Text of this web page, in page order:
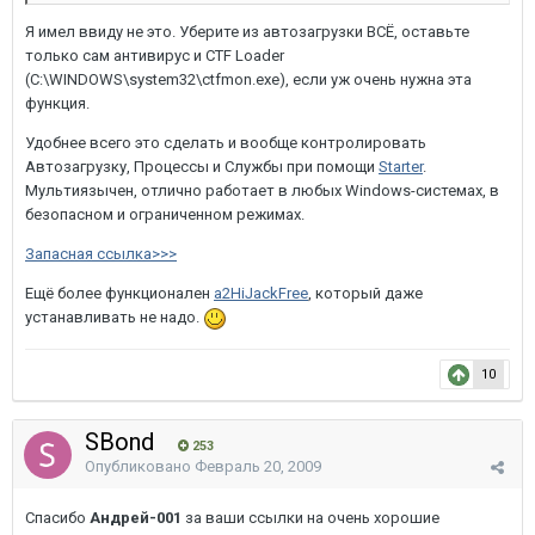
Я имел ввиду не это. Уберите из автозагрузки ВСЁ, оставьте
только сам антивирус и CTF Loader
(C:\WINDOWS\system32\ctfmon.exe), если уж очень нужна эта
функция.
Удобнее всего это сделать и вообще контролировать
Автозагрузку, Процессы и Службы при помощи Starter.
Мультиязычен, отлично работает в любых Windows-системах, в
безопасном и ограниченном режимах.
Запасная ссылка>>>
Ещё более функционален a2HiJackFree, который даже
устанавливать не надо.
10
SBond 253
Опубликовано Февраль 20, 2009
Спасибо Андрей-001 за ваши ссылки на очень хорошие